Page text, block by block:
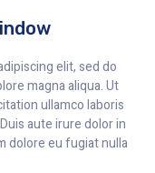
elit, sed do
magna aliqua. Ut
ullamco laboris
aute irure dolor in
dolore eu fugiat nulla